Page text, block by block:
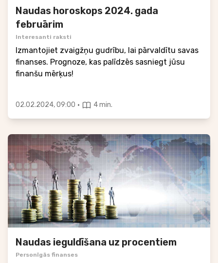
Naudas horoskops 2024. gada
februārim
Interesanti raksti
Izmantojiet zvaigžņu gudrību, lai pārvaldītu savas
finanses. Prognoze, kas palīdzēs sasniegt jūsu
finanšu mērķus!
02.02.2024, 09:00 · 4 min.
Naudas ieguldīšana uz procentiem
Personīgās finanses